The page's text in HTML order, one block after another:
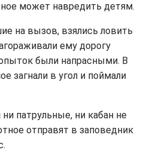
может навредить детям.
на вызов, взялись ловить
ему дорогу
были напрасными. В
загнали в угол и поймали
патрульные, ни кабан не
отправят в заповедник